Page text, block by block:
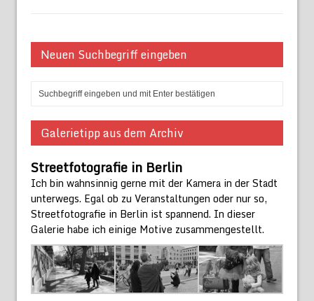
Neuen Suchbegriff eingeben
Galerietipp aus dem Archiv
Streetfotografie in Berlin
Ich bin wahnsinnig gerne mit der Kamera in der Stadt
unterwegs. Egal ob zu Veranstaltungen oder nur so,
Streetfotografie in Berlin ist spannend. In dieser
Galerie habe ich einige Motive zusammengestellt.